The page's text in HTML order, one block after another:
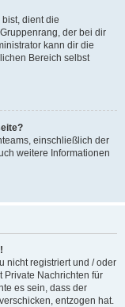
dient die
der bei dir
kann dir die
Bereich selbst
einschließlich der
weitere Informationen
nicht registriert und / oder
Private Nachrichten für
es sein, dass der
entzogen hat.